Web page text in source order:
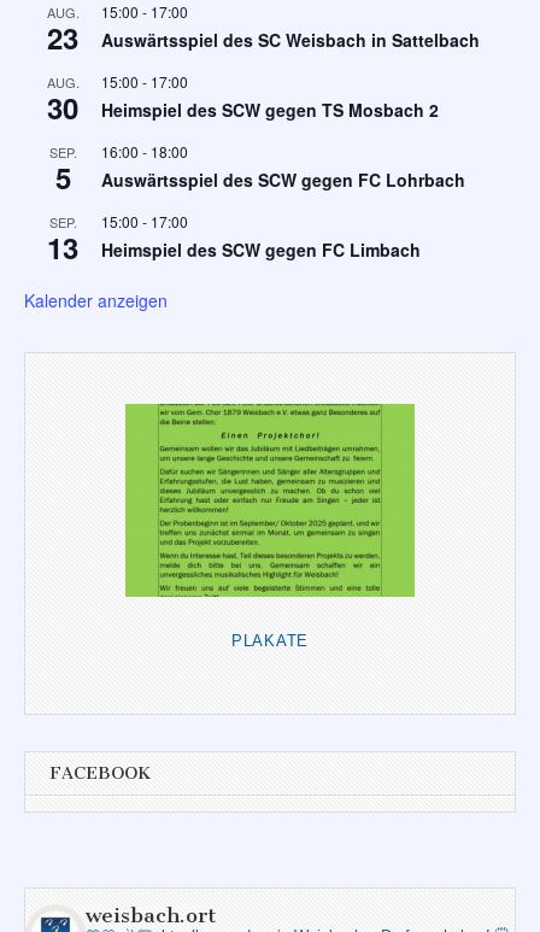
AUG.
23
15:00 - 17:00
Auswärtsspiel des SC Weisbach in Sattelbach
AUG.
30
15:00 - 17:00
Heimspiel des SCW gegen TS Mosbach 2
SEP.
5
16:00 - 18:00
Auswärtsspiel des SCW gegen FC Lohrbach
SEP.
13
15:00 - 17:00
Heimspiel des SCW gegen FC Limbach
Kalender anzeigen
PLAKATE
FACEBOOK
weisbach.ort